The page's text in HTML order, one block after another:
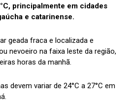
principalmente em cidades
e catarinense.
geada fraca e localizada e
nevoeiro na faixa leste da região,
horas da manhã.
devem variar de 24°C a 27°C em